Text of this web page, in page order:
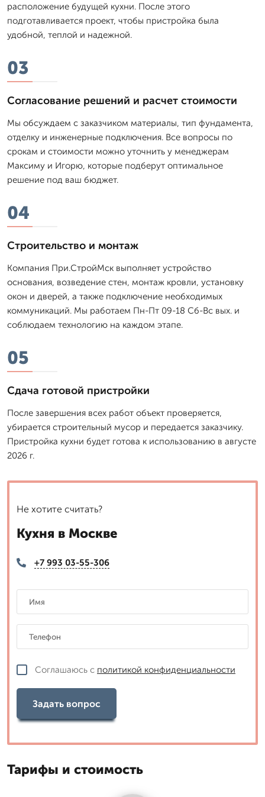
расположение будущей кухни. После этого
подготавливается проект, чтобы пристройка была
удобной, теплой и надежной.
03
Согласование решений и расчет стоимости
Мы обсуждаем с заказчиком материалы, тип фундамента,
отделку и инженерные подключения. Все вопросы по
срокам и стоимости можно уточнить у менеджерам
Максиму и Игорю, которые подберут оптимальное
решение под ваш бюджет.
04
Строительство и монтаж
Компания При.СтройМск выполняет устройство
основания, возведение стен, монтаж кровли, установку
окон и дверей, а также подключение необходимых
коммуникаций. Мы работаем Пн-Пт 09-18 Сб-Вс вых. и
соблюдаем технологию на каждом этапе.
05
Сдача готовой пристройки
После завершения всех работ объект проверяется,
убирается строительный мусор и передается заказчику.
Пристройка кухни будет готова к использованию в августе
2026 г.
Не хотите считать?
Кухня в Москве
+7 993 03-55-306
Соглашаюсь с политикой конфиденциальности
Задать вопрос
Тарифы и стоимость